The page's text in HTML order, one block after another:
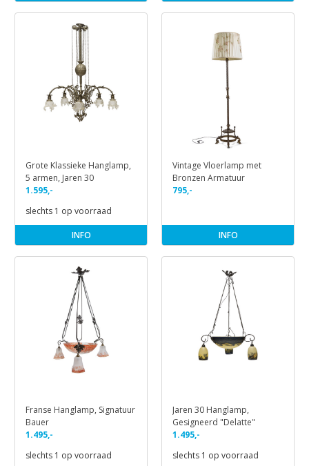
Grote Klassieke Hanglamp,
5 armen, Jaren 30
1.595,-
slechts 1 op voorraad
INFO
Vintage Vloerlamp met
Bronzen Armatuur
795,-
INFO
Franse Hanglamp, Signatuur
Bauer
1.495,-
slechts 1 op voorraad
Jaren 30 Hanglamp,
Gesigneerd "Delatte"
1.495,-
slechts 1 op voorraad